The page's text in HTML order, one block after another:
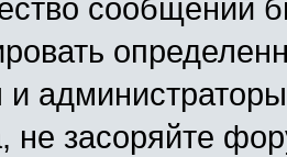
сообщений
не засоряйте